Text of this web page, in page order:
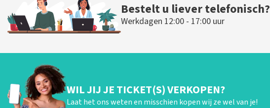
Bestelt u liever telefonisch?
Werkdagen 12:00 - 17:00 uur
WIL JIJ JE TICKET(S) VERKOPEN?
Laat het ons weten en misschien kopen wij ze wel van je!